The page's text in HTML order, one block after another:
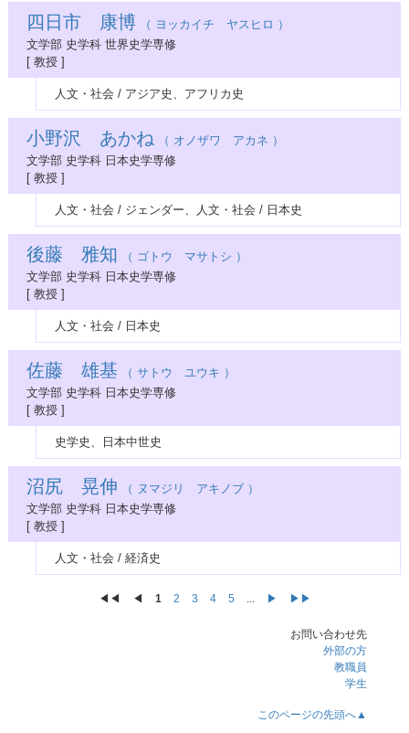
四日市 康博 （ ヨッカイチ ヤスヒロ ）
文学部 史学科 世界史学専修
[ 教授 ]
人文・社会 / アジア史、アフリカ史
小野沢 あかね （ オノザワ アカネ ）
文学部 史学科 日本史学専修
[ 教授 ]
人文・社会 / ジェンダー、人文・社会 / 日本史
後藤 雅知
（ ゴトウ マサトシ ）
文学部 史学科 日本史学専修
[ 教授 ]
人文・社会 / 日本史
佐藤 雄基 （ サトウ ユウキ ）
文学部 史学科 日本史学専修
[ 教授 ]
史学史、日本中世史
沼尻 晃伸 （ ヌマジリ アキノブ ）
文学部 史学科 日本史学専修
[ 教授 ]
人文・社会 / 経済史
◀◀︎ ◀︎ 1 2 3 4 5 ... ▶ ▶▶
お問い合わせ先
外部の方
教職員
学生
このページの先頭へ▲